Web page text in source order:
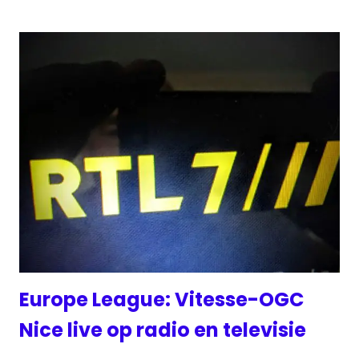
Europe League: Vitesse-OGC
Nice live op radio en televisie